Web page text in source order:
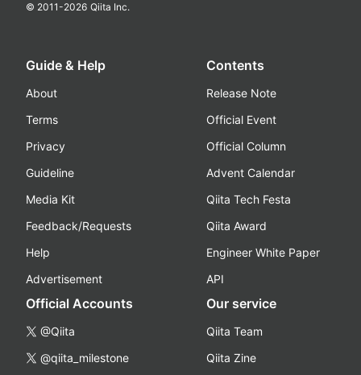
© 2011-2026 Qiita Inc.
Guide & Help
About
Terms
Privacy
Guideline
Media Kit
Feedback/Requests
Help
Advertisement
Contents
Release Note
Official Event
Official Column
Advent Calendar
Qiita Tech Festa
Qiita Award
Engineer White Paper
API
Official Accounts
@Qiita
@qiita_milestone
Our service
Qiita Team
Qiita Zine